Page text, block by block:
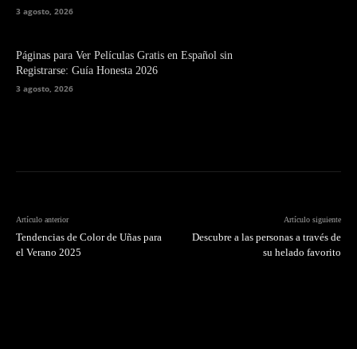
3 agosto, 2026
Páginas para Ver Películas Gratis en Español sin
Registrarse: Guía Honesta 2026
3 agosto, 2026
Artículo anterior
Tendencias de Color de Uñas para
el Verano 2025
Artículo siguiente
Descubre a las personas a través de
su helado favorito